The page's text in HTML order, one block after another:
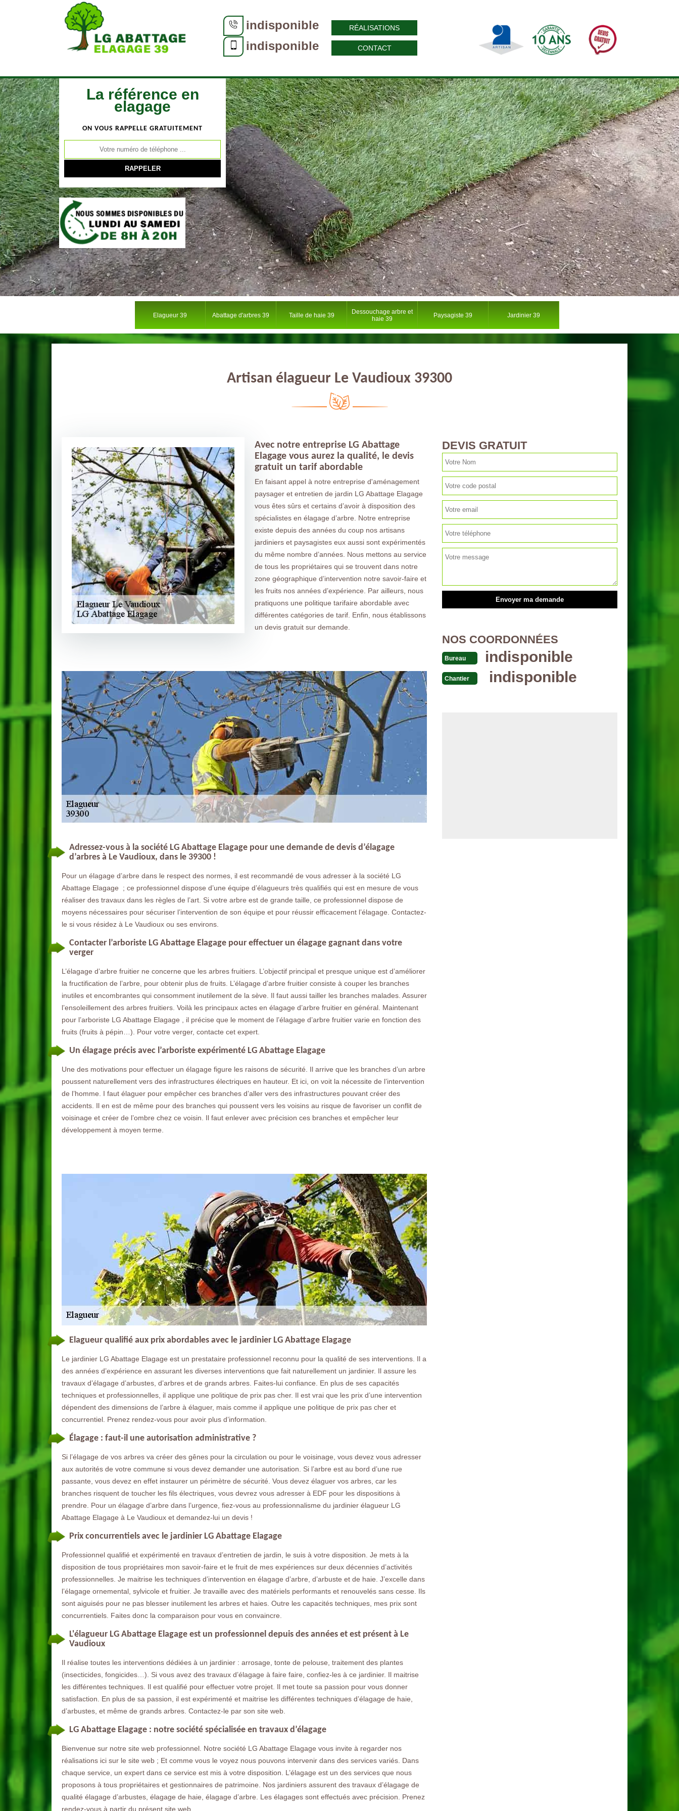
indisponible
indisponible
RÉALISATIONS
CONTACT
La référence en
elagage
ON VOUS RAPPELLE GRATUITEMENT
Elagueur 39 Abattage d'arbres 39 Taille de haie 39
Dessouchage arbre et
haie 39
Paysagiste 39 Jardinier 39
Artisan élagueur Le Vaudioux 39300
Avec notre entreprise LG Abattage
Elagage vous aurez la qualité, le devis
gratuit un tarif abordable
En faisant appel à notre entreprise d'aménagement
paysager et entretien de jardin LG Abattage Elagage
vous êtes sûrs et certains d’avoir à disposition des
spécialistes en élagage d’arbre. Notre entreprise
existe depuis des années du coup nos artisans
jardiniers et paysagistes eux aussi sont expérimentés
du même nombre d’années. Nous mettons au service
de tous les propriétaires qui se trouvent dans notre
zone géographique d’intervention notre savoir-faire et
les fruits nos années d’expérience. Par ailleurs, nous
pratiquons une politique tarifaire abordable avec
différentes catégories de tarif. Enfin, nous établissons
un devis gratuit sur demande.
Adressez-vous à la société LG Abattage Elagage pour une demande de devis d’élagage
d’arbres à Le Vaudioux, dans le 39300 !
Pour un élagage d’arbre dans le respect des normes, il est recommandé de vous adresser à la société LG
Abattage Elagage ; ce professionnel dispose d’une équipe d’élagueurs très qualifiés qui est en mesure de vous
réaliser des travaux dans les règles de l’art. Si votre arbre est de grande taille, ce professionnel dispose de
moyens nécessaires pour sécuriser l’intervention de son équipe et pour réussir efficacement l’élagage. Contactez-
le si vous résidez à Le Vaudioux ou ses environs.
Contacter l’arboriste LG Abattage Elagage pour effectuer un élagage gagnant dans votre
verger
L’élagage d’arbre fruitier ne concerne que les arbres fruitiers. L’objectif principal et presque unique est d’améliorer
la fructification de l’arbre, pour obtenir plus de fruits. L’élagage d’arbre fruitier consiste à couper les branches
inutiles et encombrantes qui consomment inutilement de la sève. Il faut aussi tailler les branches malades. Assurer
l’ensoleillement des arbres fruitiers. Voilà les principaux actes en élagage d’arbre fruitier en général. Maintenant
pour l’arboriste LG Abattage Elagage , il précise que le moment de l’élagage d’arbre fruitier varie en fonction des
fruits (fruits à pépin…). Pour votre verger, contacte cet expert.
Un élagage précis avec l’arboriste expérimenté LG Abattage Elagage
Une des motivations pour effectuer un élagage figure les raisons de sécurité. Il arrive que les branches d’un arbre
poussent naturellement vers des infrastructures électriques en hauteur. Et ici, on voit la nécessite de l’intervention
de l’homme. I faut élaguer pour empêcher ces branches d’aller vers des infrastructures pouvant créer des
accidents. Il en est de même pour des branches qui poussent vers les voisins au risque de favoriser un conflit de
voisinage et créer de l’ombre chez ce voisin. Il faut enlever avec précision ces branches et empêcher leur
développement à moyen terme.
Elagueur qualifié aux prix abordables avec le jardinier LG Abattage Elagage
Le jardinier LG Abattage Elagage est un prestataire professionnel reconnu pour la qualité de ses interventions. Il a
des années d’expérience en assurant les diverses interventions que fait naturellement un jardinier. Il assure les
travaux d’élagage d’arbustes, d’arbres et de grands arbres. Faites-lui confiance. En plus de ses capacités
techniques et professionnelles, il applique une politique de prix pas cher. Il est vrai que les prix d’une intervention
dépendent des dimensions de l’arbre à élaguer, mais comme il applique une politique de prix pas cher et
concurrentiel. Prenez rendez-vous pour avoir plus d’information.
Élagage : faut-il une autorisation administrative ?
Si l’élagage de vos arbres va créer des gênes pour la circulation ou pour le voisinage, vous devez vous adresser
aux autorités de votre commune si vous devez demander une autorisation. Si l’arbre est au bord d’une rue
passante, vous devez en effet instaurer un périmètre de sécurité. Vous devez élaguer vos arbres, car les
branches risquent de toucher les fils électriques, vous devrez vous adresser à EDF pour les dispositions à
prendre. Pour un élagage d’arbre dans l’urgence, fiez-vous au professionnalisme du jardinier élagueur LG
Abattage Elagage à Le Vaudioux et demandez-lui un devis !
Prix concurrentiels avec le jardinier LG Abattage Elagage
Professionnel qualifié et expérimenté en travaux d’entretien de jardin, le suis à votre disposition. Je mets à la
disposition de tous propriétaires mon savoir-faire et le fruit de mes expériences sur deux décennies d’activités
professionnelles. Je maitrise les techniques d’intervention en élagage d’arbre, d’arbuste et de haie. J’excelle dans
l’élagage ornemental, sylvicole et fruitier. Je travaille avec des matériels performants et renouvelés sans cesse. Ils
sont aiguisés pour ne pas blesser inutilement les arbres et haies. Outre les capacités techniques, mes prix sont
concurrentiels. Faites donc la comparaison pour vous en convaincre.
L'élagueur LG Abattage Elagage est un professionnel depuis des années et est présent à Le
Vaudioux
Il réalise toutes les interventions dédiées à un jardinier : arrosage, tonte de pelouse, traitement des plantes
(insecticides, fongicides…). Si vous avez des travaux d’élagage à faire faire, confiez-les à ce jardinier. Il maitrise
les différentes techniques. Il est qualifié pour effectuer votre projet. Il met toute sa passion pour vous donner
satisfaction. En plus de sa passion, il est expérimenté et maitrise les différentes techniques d’élagage de haie,
d’arbustes, et même de grands arbres. Contactez-le par son site web.
LG Abattage Elagage : notre société spécialisée en travaux d’élagage
Bienvenue sur notre site web professionnel. Notre société LG Abattage Elagage vous invite à regarder nos
réalisations ici sur le site web ; Et comme vous le voyez nous pouvons intervenir dans des services variés. Dans
chaque service, un expert dans ce service est mis à votre disposition. L’élagage est un des services que nous
proposons à tous propriétaires et gestionnaires de patrimoine. Nos jardiniers assurent des travaux d’élagage de
qualité élagage d’arbustes, élagage de haie, élagage d’arbre. Les élagages sont effectués avec précision. Prenez
rendez-vous à partir du présent site web.
DEVIS GRATUIT
NOS COORDONNÉES
Bureau indisponible
Chantier indisponible